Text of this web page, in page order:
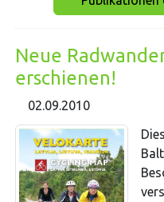
Neue
erschienen!
02.09.2010